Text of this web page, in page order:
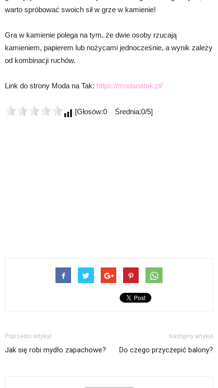
warto spróbować swoich sił w grze w kamienie!
Gra w kamienie polega na tym, że dwie osoby rzucają
kamieniem, papierem lub nożycami jednocześnie, a wynik zależy
od kombinacji ruchów.
Link do strony Moda na Tak: https://modanatak.pl/
[Głosów:0 Średnia:0/5]
Poprzedni artykuł
Jak się robi mydło zapachowe?
Następny artykuł
Do czego przyczepić balony?